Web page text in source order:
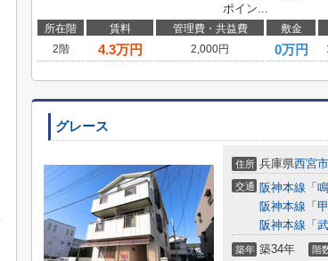
ポイン...
所在階 賃料 管理費・共益費 敷金
2階
4.3万円 2,000円 0万円
グレース
住所 兵庫県西宮市
交通 阪神本線 「
阪神本線 「
阪神本線 「
築年 築34年 階